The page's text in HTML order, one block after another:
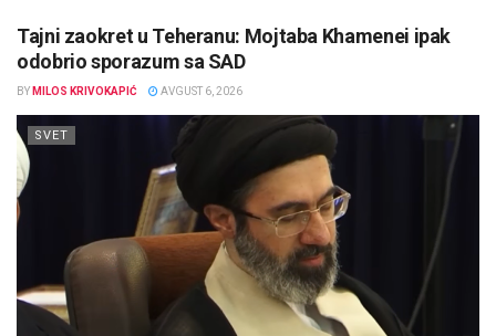
Tajni zaokret u Teheranu: Mojtaba Khamenei ipak
odobrio sporazum sa SAD
BY MILOS KRIVOKAPIĆ AVGUST 6, 2026
SVET